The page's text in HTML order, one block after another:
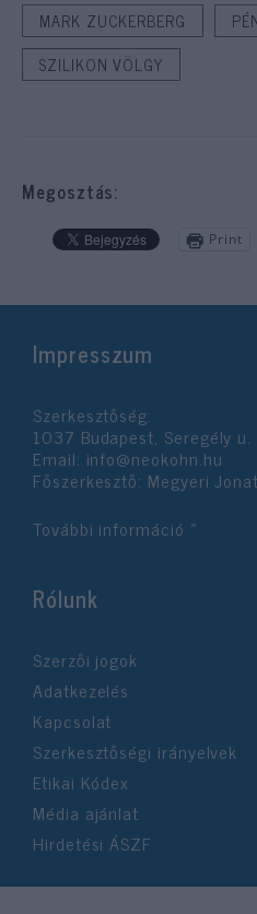
MARK ZUCKERBERG
SZILIKON VÖLGY
Megosztás:
Print
Impresszum
Szerkesztőség:
1037 Budapest, Seregély u.
Email: info@neokohn.hu
Főszerkesztő: Megyeri
További információ »
Rólunk
Szerzői jogok
Adatkezelés
Kapcsolat
Szerkesztőségi irányelvek
Etikai Kódex
Média ajánlat
Hirdetési ÁSZF